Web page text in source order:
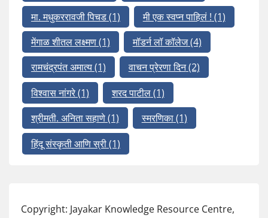
मा. मधुकररावजी पिचड(1) मी एक स्वप्न पाहिलं ! (1)
मेंगाळ शीतल लक्ष्मण(1) मॉडर्न लॉ कॉलेज(4)
रामचंद्रपंत अमात्य(1) वाचन प्रेरणा दिन(2)
विश्वास नांगरे(1) शरद पाटील(1)
श्रीमती. अनिता सहाणे(1) स्मरणिका(1)
हिंदू संस्कृती आणि स्री(1)
Copyright: Jayakar Knowledge Resource Centre,